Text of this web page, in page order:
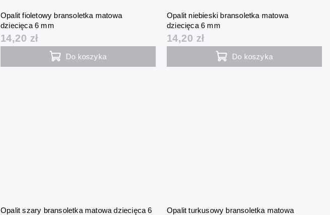
Opalit fioletowy bransoletka matowa
dziecięca 6 mm
14,20 zł
Do koszyka
Opalit niebieski bransoletka matowa
dziecięca 6 mm
14,20 zł
Do koszyka
Opalit szary bransoletka matowa dziecięca 6
Opalit turkusowy bransoletka matowa